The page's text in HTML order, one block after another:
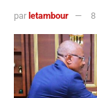
par letambour